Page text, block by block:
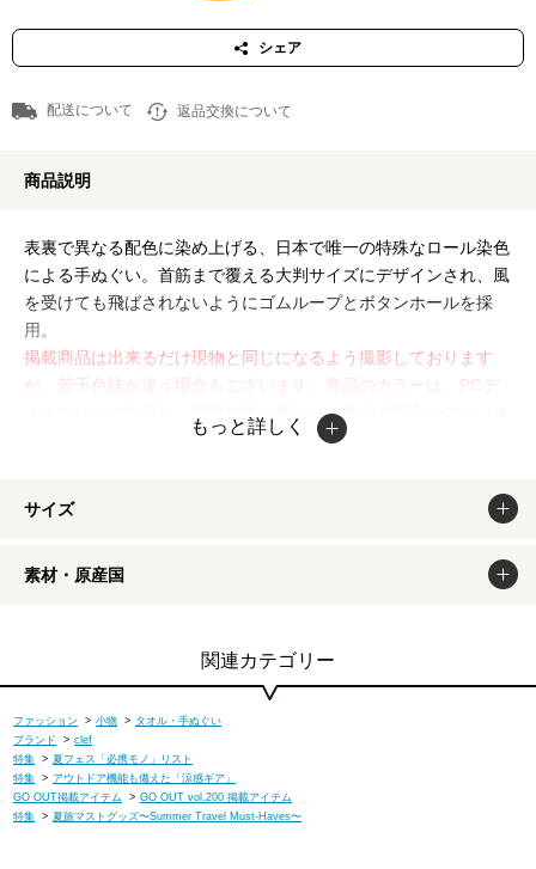
シェア
配送について 返品交換について
商品説明
表裏で異なる配色に染め上げる、日本で唯一の特殊なロール染色
による手ぬぐい。首筋まで覆える大判サイズにデザインされ、風
を受けても飛ばされないようにゴムループとボタンホールを採
用。
掲載商品は出来るだけ現物と同じになるよう撮影しております
が、若干色味が違う場合もございます。商品のカラーは、PCデ
ィスプレイの性質上、実際の色と異なって見える場合がございま
すので予めご了承ください。
もっと詳しく
サイズ
素材・原産国
関連カテゴリー
ファッション > 小物 > タオル・手ぬぐい
ブランド
> clef
特集 > 夏フェス「必携モノ」リスト
特集 > アウトドア機能も備えた「涼感ギア」
GO OUT掲載アイテム
> GO OUT vol.200 掲載アイテム
特集 > 夏旅マストグッズ〜Summer Travel Must-Haves〜